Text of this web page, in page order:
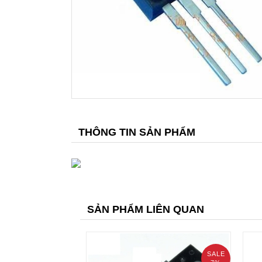
THÔNG TIN SẢN PHẨM
SẢN PHẨM LIÊN QUAN
SALE